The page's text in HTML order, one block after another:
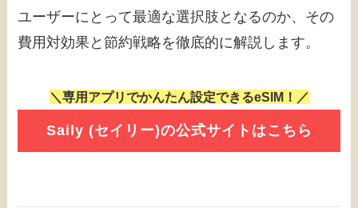
ユーザーにとって最適な選択肢となるのか、その
費用対効果と節約戦略を徹底的に解説します。
＼専用アプリでかんたん設定できるeSIM！／
Saily (セイリー)の公式サイトはこちら